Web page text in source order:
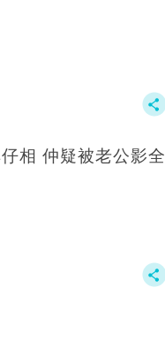
相 仲疑被老公影全